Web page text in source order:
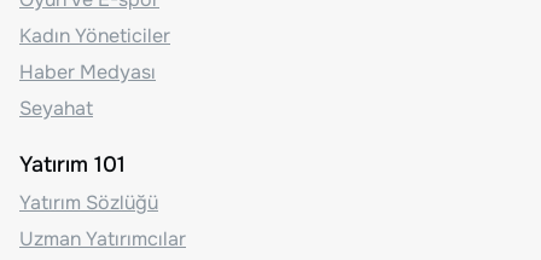
Kadın Yöneticiler
Haber Medyası
Seyahat
Yatırım 101
Yatırım Sözlüğü
Uzman Yatırımcılar